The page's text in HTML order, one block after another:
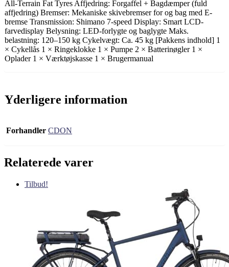
All-Terrain Fat Tyres Affjedring: Forgaffel + Bagdæmper (fuld
affjedring) Bremser: Mekaniske skivebremser for og bag med E-
bremse Transmission: Shimano 7-speed Display: Smart LCD-
farvedisplay Belysning: LED-forlygte og baglygte Maks.
belastning: 120–150 kg Cykelvægt: Ca. 45 kg [Pakkens indhold] 1
× Cykellås 1 × Ringeklokke 1 × Pumpe 2 × Batterinøgler 1 ×
Oplader 1 × Værktøjskasse 1 × Brugermanual
Yderligere information
Forhandler CDON
Relaterede varer
Tilbud!